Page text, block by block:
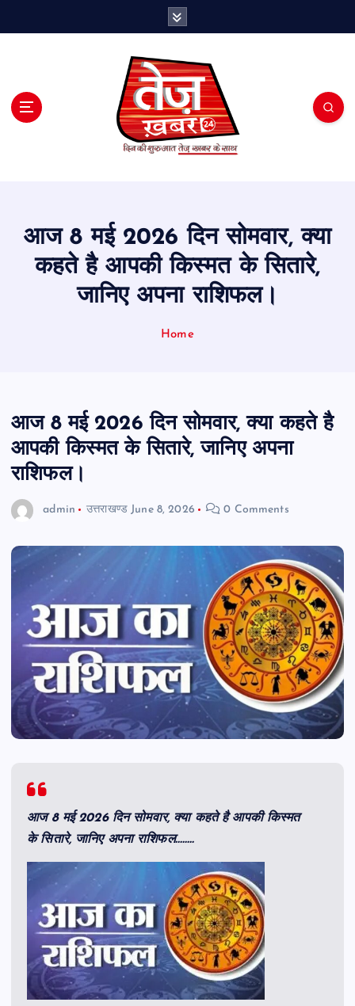
आज 8 मई 2026 दिन सोमवार, क्या
कहते है आपकी किस्मत के सितारे,
जानिए अपना राशिफल।
Home
आज 8 मई 2026 दिन सोमवार, क्या कहते है
आपकी किस्मत के सितारे, जानिए अपना
राशिफल।
admin उत्तराखण्ड June 8, 2026 0 Comments
आज 8 मई 2026 दिन सोमवार, क्या कहते है आपकी किस्मत
के सितारे, जानिए अपना राशिफल……..